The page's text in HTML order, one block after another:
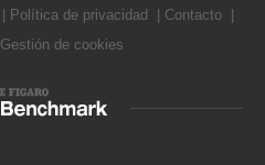
Política de privacidad
Contacto
Gestión de cookies